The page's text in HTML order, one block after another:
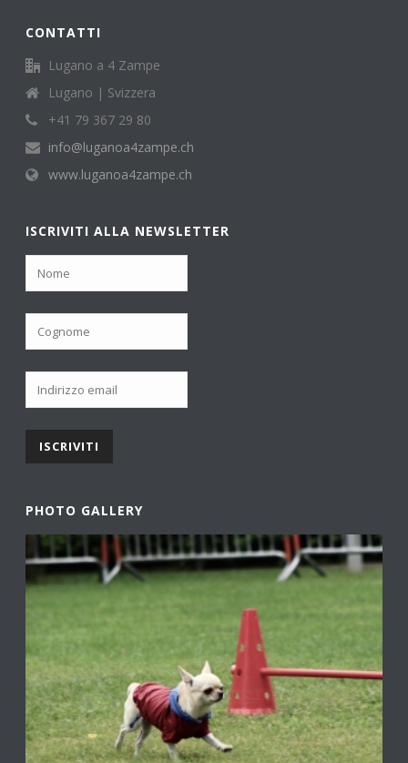
CONTATTI
Lugano a 4 Zampe
Lugano | Svizzera
+41 79 367 29 80
info@luganoa4zampe.ch
www.luganoa4zampe.ch
ISCRIVITI ALLA NEWSLETTER
PHOTO GALLERY